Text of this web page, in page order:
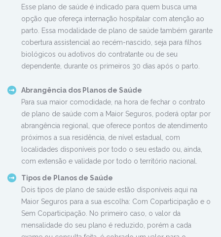
Esse plano de saúde é indicado para quem busca uma
opção que ofereça internação hospitalar com atenção ao
parto. Essa modalidade de plano de saúde também garante
cobertura assistencial ao recém-nascido, seja para filhos
biológicos ou adotivos do contratante ou de seu
dependente, durante os primeiros 30 dias após o parto.
Abrangência dos Planos de Saúde
Para sua maior comodidade, na hora de fechar o contrato
de plano de saúde com a Maior Seguros, poderá optar por
abrangência regional, que oferece pontos de atendimento
próximos a sua residência, de nível estadual, com
localidades disponíveis por todo o seu estado ou, ainda,
com extensão e validade por todo o território nacional.
Tipos de Planos de Saúde
Dois tipos de plano de saúde estão disponíveis aqui na
Maior Seguros para a sua escolha: Com Coparticipação e o
Sem Coparticipação. No primeiro caso, o valor da
mensalidade do seu plano é reduzido, porém a cada